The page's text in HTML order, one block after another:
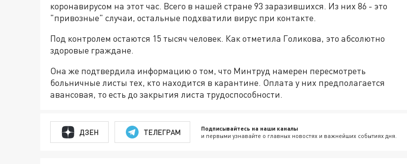
коронавирусом на этот час. Всего в нашей стране 93 заразившихся. Из них 86 - это
"привозные" случаи, остальные подхватили вирус при контакте.
Под контролем остаются 15 тысяч человек. Как отметила Голикова, это абсолютно
здоровые граждане.
Она же подтвердила информацию о том, что Минтруд намерен пересмотреть
больничные листы тех, кто находится в карантине. Оплата у них предполагается
авансовая, то есть до закрытия листа трудоспособности.
ДЗЕН ТЕЛЕГРАМ Подписывайтесь на наши каналы
и первыми узнавайте о главных новостях и важнейших событиях дня.